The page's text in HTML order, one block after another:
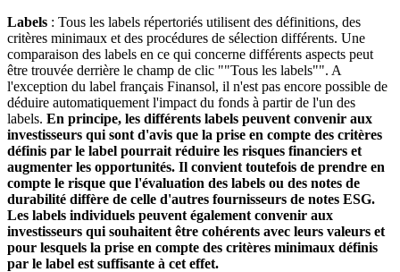
Labels : Tous les labels répertoriés utilisent des définitions, des
critères minimaux et des procédures de sélection différents. Une
comparaison des labels en ce qui concerne différents aspects peut
être trouvée derrière le champ de clic ""Tous les labels"". A
l'exception du label français Finansol, il n'est pas encore possible de
déduire automatiquement l'impact du fonds à partir de l'un des
labels. En principe, les différents labels peuvent convenir aux
investisseurs qui sont d'avis que la prise en compte des critères
définis par le label pourrait réduire les risques financiers et
augmenter les opportunités. Il convient toutefois de prendre en
compte le risque que l'évaluation des labels ou des notes de
durabilité diffère de celle d'autres fournisseurs de notes ESG.
Les labels individuels peuvent également convenir aux
investisseurs qui souhaitent être cohérents avec leurs valeurs et
pour lesquels la prise en compte des critères minimaux définis
par le label est suffisante à cet effet.